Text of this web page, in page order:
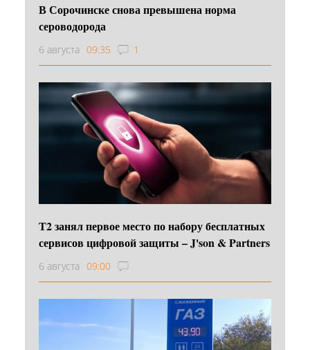
В Сорочинске снова превышена норма
сероводорода
6 августа 09:35 1
Т2 занял первое место по набору бесплатных
сервисов цифровой защиты – J'son & Partners
6 августа 09:00